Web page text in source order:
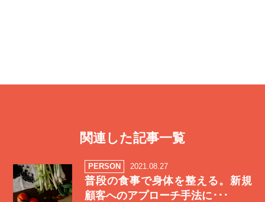
関連した記事一覧
PERSON 2021.08.27
普段の食事で身体を整える。新規
顧客へのアプローチ手法に･･･